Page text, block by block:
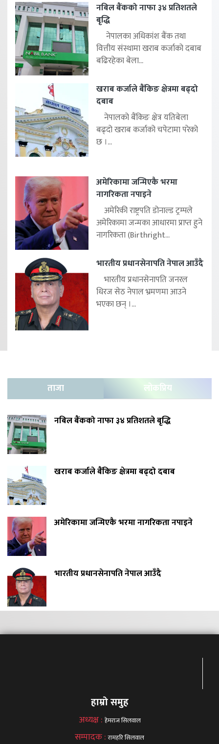
नबिल बैंकको नाफा ३४ प्रतिशतले
बृद्धि
नेपालका अधिकांश बैंक तथा
वित्तीय संस्थामा खराब कर्जाको दबाब
बढिरहेका बेला...
खराब कर्जाले बैंकिङ क्षेत्रमा बढ्दो
दबाब
नेपालको बैंकिङ क्षेत्र यतिबेला
बढ्दो खराब कर्जाको चपेटामा परेको
छ ।...
अमेरिकामा जन्मिएकै भरमा
नागरिकता नपाइने
अमेरिकी राष्ट्रपति डोनाल्ड ट्रम्पले
अमेरिकामा जन्मका आधारमा प्राप्त हुने
नागरिकता (Birthright...
भारतीय प्रधानसेनापति नेपाल आउँदै
भारतीय प्रधानसेनापति जनरल
धिरज सेठ नेपाल भ्रमणमा आउने
भएका छन् ।...
ताजा लोकप्रिय
नबिल बैंकको नाफा ३४ प्रतिशतले बृद्धि
खराब कर्जाले बैंकिङ क्षेत्रमा बढ्दो दबाब
अमेरिकामा जन्मिएकै भरमा नागरिकता नपाइने
भारतीय प्रधानसेनापति नेपाल आउँदै
हाम्रो समुह
अध्यक्ष : हेमराज सिलवाल
सम्पादक :रामहरि सिलवाल